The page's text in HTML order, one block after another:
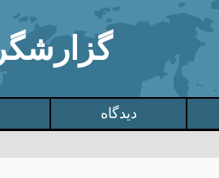
گزارشگر
دیدگاه